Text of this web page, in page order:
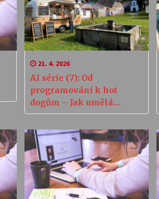
21. 4. 2026
AI série (7): Od
programování k hot
dogům – Jak umělá
inteligence napsala
byznys plán pro „nový
život“